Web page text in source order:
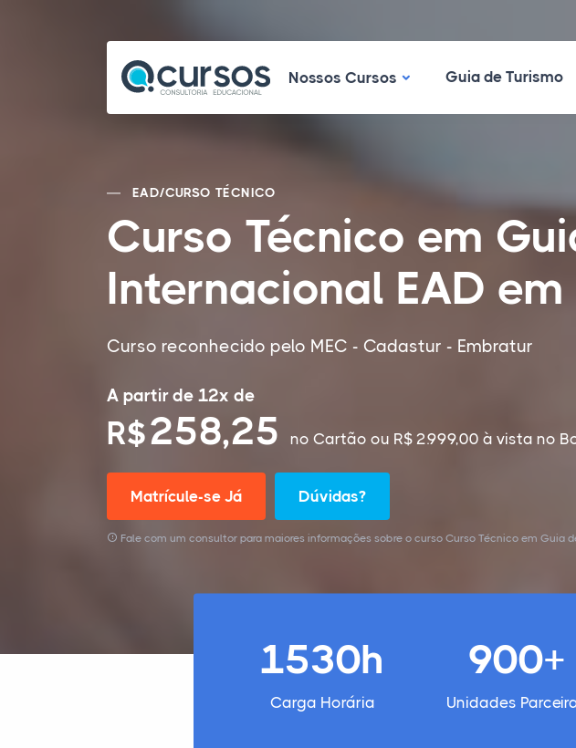
Nossos CursosNossos Cursos
Guia de Turismo
EAD/CURSO TÉCNICO
Curso Técnico em
Internacional EAD
Curso reconhecido pelo MEC - Cadastur - Embratur
A partir de 12x de
R$258,25 no Cartão ou R$ 2.999,00 à vista no
Matrícule-se Já Dúvidas?
Fale com um consultor para maiores informações sobre o curso Curso Técnico em Guia
1530h
Carga Horária
900+
Unidades